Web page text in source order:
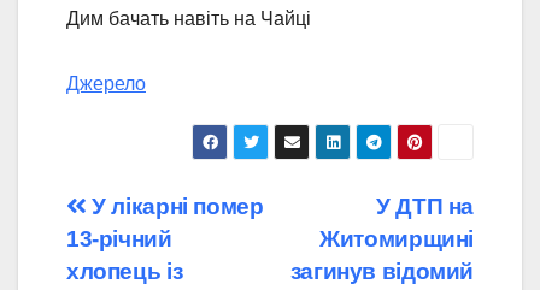
Дим бачать навіть на Чайці
Джерело
Навігація
записів
У ДТП на
Житомирщині
загинув відомий
У лікарні помер
13-річний
хлопець із